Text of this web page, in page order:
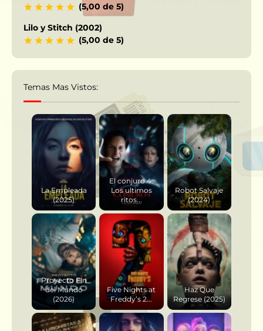
(5,00 de 5)
Lilo y Stitch (2002)
(5,00 de 5)
Temas Mas Vistos:
La Empleada
(2025)
El conjuro 4:
Los ultimos
ritos...
Robot Salvaje
(2024)
Proyecto Fin
del Mundo
(2026)
Five Nights at
Freddy’s 2...
Haz Que
Regrese (2025)